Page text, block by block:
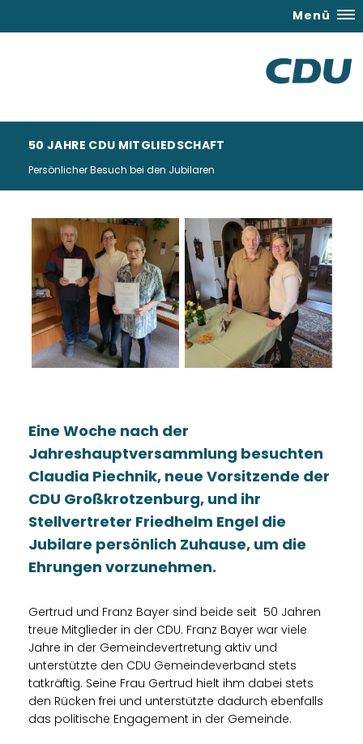
Menü
50 JAHRE CDU MITGLIEDSCHAFT
Persönlicher Besuch bei den Jubilaren
Eine Woche nach der
Jahreshauptversammlung besuchten
Claudia Piechnik, neue Vorsitzende der
CDU Großkrotzenburg, und ihr
Stellvertreter Friedhelm Engel die
Jubilare persönlich Zuhause, um die
Ehrungen vorzunehmen.
Gertrud und Franz Bayer sind beide seit 50 Jahren
treue Mitglieder in der CDU. Franz Bayer war viele
Jahre in der Gemeindevertretung aktiv und
unterstützte den CDU Gemeindeverband stets
tatkräftig. Seine Frau Gertrud hielt ihm dabei stets
den Rücken frei und unterstützte dadurch ebenfalls
das politische Engagement in der Gemeinde.